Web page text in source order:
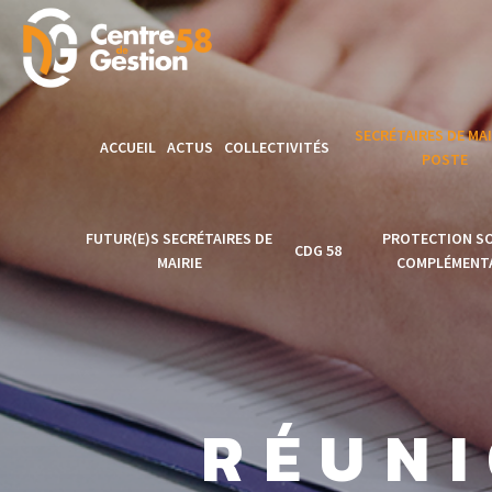
ACCUEIL ACTUS COLLECTIVITÉS
SECRÉTAIRES DE
POSTE
Modèles de
délibérations
CNFPT
Formation
1er Emploi SGM
FUTUR(E)S SECRÉTAIRES DE
MAIRIE
Clôture de la
Formation secrétaire
Lancement officiel
Formation Secrétaire
CDG 58
Accès EMPLOI
TERRITORIAL
Accès CONCOURS
PROTECTION
Actus PSC